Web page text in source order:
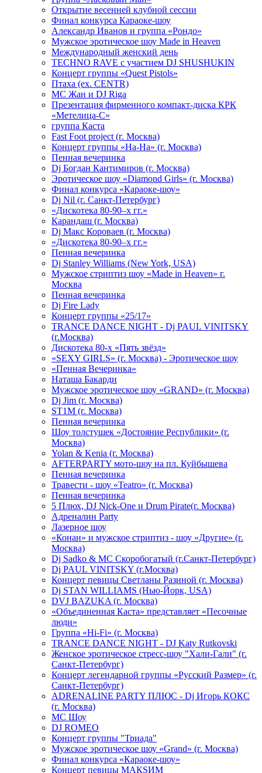
Открытие весенней клубной сессии
Финал конкурса Караоке-шоу
Александр Иванов и группа «Рондо»
Мужское эротическое шоу Made in Heaven
Международный женский день
TECHNO RAVE с участием DJ SHUSHUKIN
Концерт группы «Quest Pistols»
Птаха (ex. CENTR)
МС Жан и DJ Riga
Презентация фирменного компакт-диска КРК
«Метелица-С»
группа Каста
Fast Foot project (г. Москва)
Концерт группы «На-На» (г. Москва)
Пенная вечеринка
Dj Богдан Кантимиров (г. Москва)
Эротическое шоу «Diamond Girls» (г. Москва)
Финал конкурса «Караоке-шоу»
Dj Nil (г. Санкт-Петербург)
«Дискотека 80-90–х гг.»
Карандаш (г. Москва)
Dj Макс Короваев (г. Москва)
«Дискотека 80-90–х гг.»
Пенная вечеринка
Dj Stanley Williams (New York, USA)
Мужское стриптиз шоу «Made in Heaven» г.
Москва
Пенная вечеринка
Dj Fire Lady
Концерт группы «25/17»
TRANCE DANCE NIGHT - Dj PAUL VINITSKY
(г.Москва)
Дискотека 80-х «Пять звёзд»
«SEXY GIRLS» (г. Москва) - Эротическое шоу
«Пенная Вечеринка»
Hаташа Бакарди
Мужское эротическое шоу «GRAND» (г. Москва)
Dj Jim (г. Москва)
ST1M (г. Москва)
Пенная вечеринка
Шоу толстушек «Достояние Республики» (г.
Москва)
Yolan & Kenia (г. Москва)
AFTERPARTY мото-шоу на пл. Куйбышева
Пенная вечеринка
Травести - шоу «Teatro» (г. Москва)
Пенная вечеринка
5 Плюх, DJ Nick-One и Drum Pirate(г. Москва)
Адреналин Party
Лазерное шоу
«Конан» и мужское стриптиз - шоу «Другие» (г.
Москва)
Dj Sadko & МС Скоробогатый (г.Санкт-Петербург)
Dj PAUL VINITSKY (г.Москва)
Концерт певицы Светланы Разиной (г. Москва)
Dj STAN WILLIAMS (Нью-Йорк, USA)
DVJ BAZUKA (г. Москва)
«Объединенная Каста» представляет «Песочные
люди»
Группа «Hi-Fi» (г. Москва)
TRANCE DANCE NIGHT - DJ Katy Rutkovski
Женское эротическое стресс-шоу "Хали-Гали" (г.
Санкт-Петербург)
Концерт легендарной группы «Русский Размер» (г.
Санкт-Петербург)
ADRENALINE PARTY ПЛЮС - Dj Игорь КОКС
(г. Москва)
MC Шоу
DJ ROMEO
Концерт группы "Триада"
Мужское эротическое шоу «Grand» (г. Москва)
Финал конкурса «Караоке-шоу»
Концерт певицы МАКSИМ